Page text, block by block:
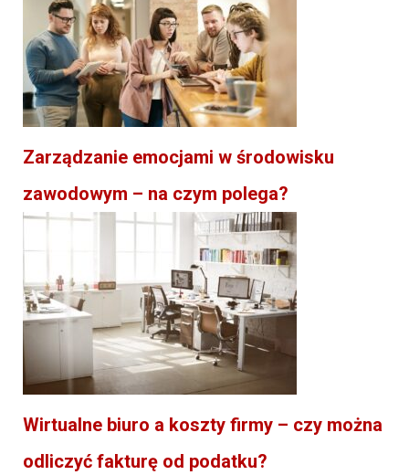
Zarządzanie emocjami w środowisku
zawodowym – na czym polega?
Wirtualne biuro a koszty firmy – czy można
odliczyć fakturę od podatku?